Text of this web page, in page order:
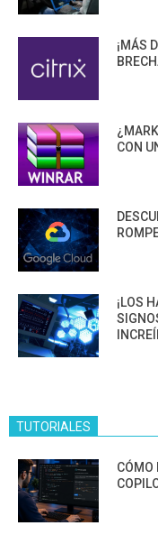
¡MÁS
CON
¡LOS
TUTORIALES
CÓMO